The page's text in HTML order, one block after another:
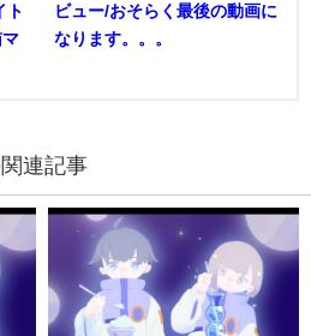
ト
ビュー/おそらく最後の動画に
なります。。。
連記事